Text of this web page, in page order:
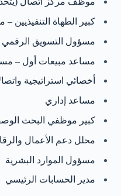
كبير الطهاة التنفيذيين –
مسؤول التسويق الرقمي
مساعد مبيعات أول –
أخصائي استراتيجية
مساعد إداري
كبير موظفي البحث
محلل دعم الأعمال
مسؤول الموارد البشرية
مدير الحسابات الرئيسي